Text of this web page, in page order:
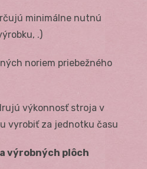
minimálne nutnú
.)
noriem priebežného
výkonnosť stroja v
vyrobiť za jednotku času
výrobných plôch